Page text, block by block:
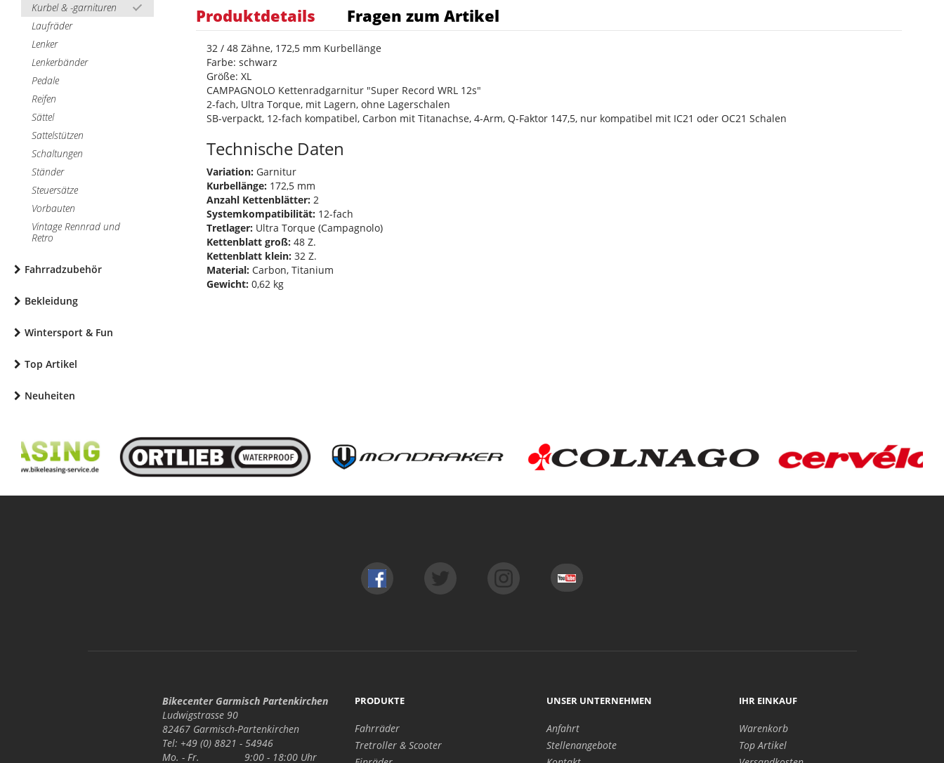
Kurbel & -garnituren
Laufräder
Lenker
Lenkerbänder
Pedale
Reifen
Sättel
Sattelstützen
Schaltungen
Ständer
Steuersätze
Vorbauten
Vintage Rennrad und
Retro
Fahrradzubehör
Bekleidung
Wintersport & Fun
Top Artikel
Neuheiten
Produktdetails Fragen zum Artikel
32 / 48 Zähne, 172,5 mm Kurbellänge
Farbe: schwarz
Größe: XL
CAMPAGNOLO Kettenradgarnitur "Super Record WRL 12s"
2-fach, Ultra Torque, mit Lagern, ohne Lagerschalen
SB-verpackt, 12-fach kompatibel, Carbon mit Titanachse, 4-Arm, Q-Faktor 147,5, nur kompatibel mit IC21 oder OC21 Schalen
Technische Daten
Variation: Garnitur
Kurbellänge: 172,5 mm
Anzahl Kettenblätter: 2
Systemkompatibilität: 12-fach
Tretlager: Ultra Torque (Campagnolo)
Kettenblatt groß: 48 Z.
Kettenblatt klein: 32 Z.
Material: Carbon, Titanium
Gewicht: 0,62 kg
Bikecenter Garmisch Partenkirchen
Ludwigstrasse 90
82467 Garmisch-Partenkirchen
Tel: +49 (0) 8821 - 54946
Mo. - Fr.
9:00 - 18:00 Uhr
PRODUKTE
Fahrräder
Tretroller & Scooter
UNSER UNTERNEHMEN
Anfahrt
Stellenangebote
IHR EINKAUF
Warenkorb
Top Artikel